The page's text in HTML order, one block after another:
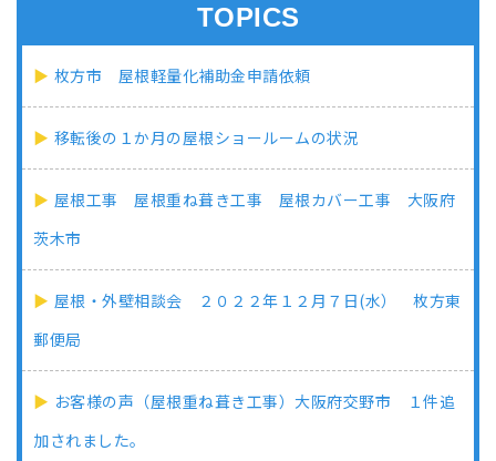
TOPICS
枚方市 屋根軽量化補助金申請依頼
移転後の１か月の屋根ショールームの状況
屋根工事 屋根重ね葺き工事 屋根カバー工事 大阪府
茨木市
屋根・外壁相談会 ２０２２年１２月７日(水） 枚方東
郵便局
お客様の声（屋根重ね葺き工事）大阪府交野市 １件追
加されました。